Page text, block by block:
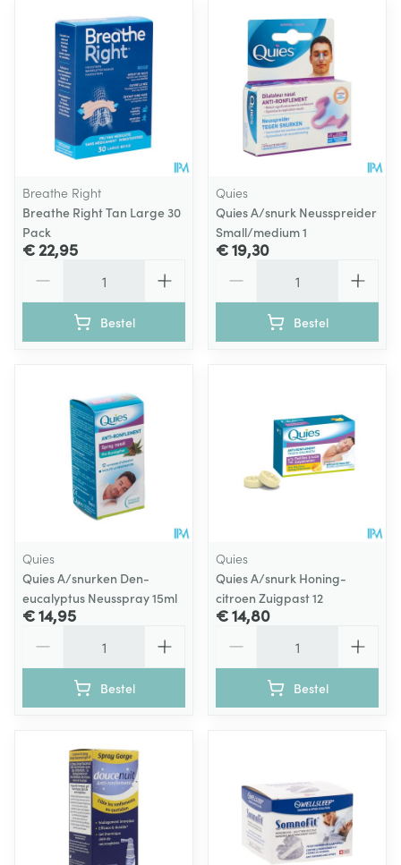
Breathe Right
Breathe Right Tan Large 30
Pack
€ 22,95
Bestel
Quies
Quies A/snurk Neusspreider
Small/medium 1
€ 19,30
Bestel
Quies
Quies A/snurken Den-
eucalyptus Neusspray 15ml
€ 14,95
Bestel
Quies
Quies A/snurk Honing-
citroen Zuigpast 12
€ 14,80
Bestel